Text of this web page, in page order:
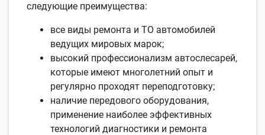
следующие преимущества:
все виды ремонта и ТО автомобилей
ведущих мировых марок;
высокий профессионализм автослесарей,
которые имеют многолетний опыт и
регулярно проходят переподготовку;
наличие передового оборудования,
применение наиболее эффективных
технологий диагностики и ремонта